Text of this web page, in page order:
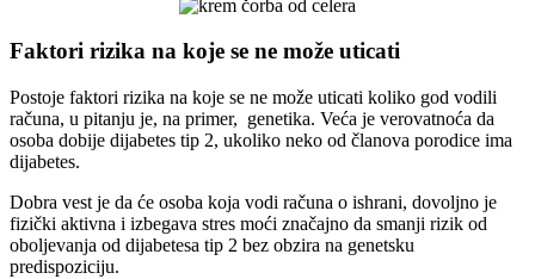
Faktori rizika na koje se ne može uticati
Postoje faktori rizika na koje se ne može uticati koliko god vodili
računa, u pitanju je, na primer, genetika. Veća je verovatnoća da
osoba dobije dijabetes tip 2, ukoliko neko od članova porodice ima
dijabetes.
Dobra vest je da će osoba koja vodi računa o ishrani, dovoljno je
fizički aktivna i izbegava stres moći značajno da smanji rizik od
oboljevanja od dijabetesa tip 2 bez obzira na genetsku
predispoziciju.